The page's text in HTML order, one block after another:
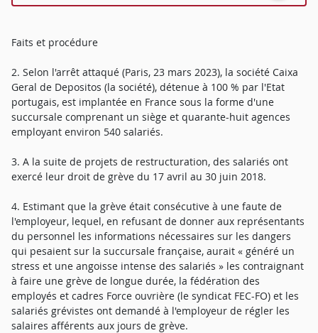
Faits et procédure
2. Selon l'arrêt attaqué (Paris, 23 mars 2023), la société Caixa
Geral de Depositos (la société), détenue à 100 % par l'Etat
portugais, est implantée en France sous la forme d'une
succursale comprenant un siège et quarante-huit agences
employant environ 540 salariés.
3. A la suite de projets de restructuration, des salariés ont
exercé leur droit de grève du 17 avril au 30 juin 2018.
4. Estimant que la grève était consécutive à une faute de
l'employeur, lequel, en refusant de donner aux représentants
du personnel les informations nécessaires sur les dangers
qui pesaient sur la succursale française, aurait « généré un
stress et une angoisse intense des salariés » les contraignant
à faire une grève de longue durée, la fédération des
employés et cadres Force ouvrière (le syndicat FEC-FO) et les
salariés grévistes ont demandé à l'employeur de régler les
salaires afférents aux jours de grève.